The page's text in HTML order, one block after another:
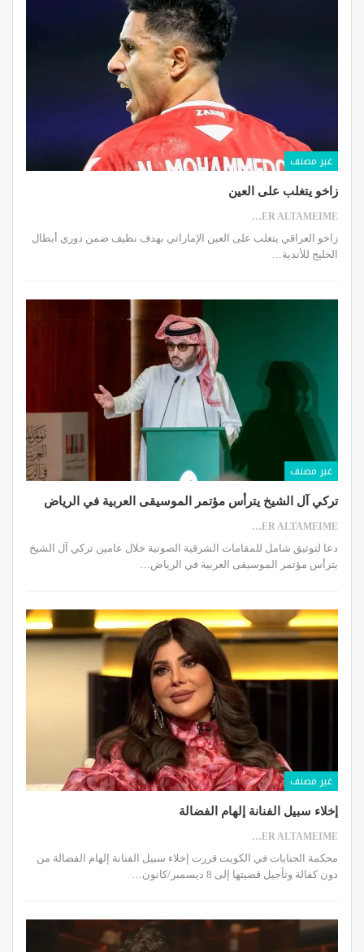
غير مصنف
زاخو يتغلب على العين
SAMER ALTAMEIME
زاخو العراقي يتغلب على العين الإماراتي بهدف نظيف ضمن دوري أبطال
الخليج للأندية…
غير مصنف
تركي آل الشيخ يترأس مؤتمر الموسيقى العربية في الرياض
SAMER ALTAMEIME
دعا لتوثيق شامل للمقامات الشرقية الصوتية خلال عامين تركي آل الشيخ
يترأس مؤتمر الموسيقى العربية في الرياض…
غير مصنف
إخلاء سبيل الفنانة إلهام الفضالة
SAMER ALTAMEIME
محكمة الجنايات في الكويت قررت إخلاء سبيل الفنانة إلهام الفضالة من
دون كفالة وتأجيل قضيتها إلى 8 ديسمبر/كانون…